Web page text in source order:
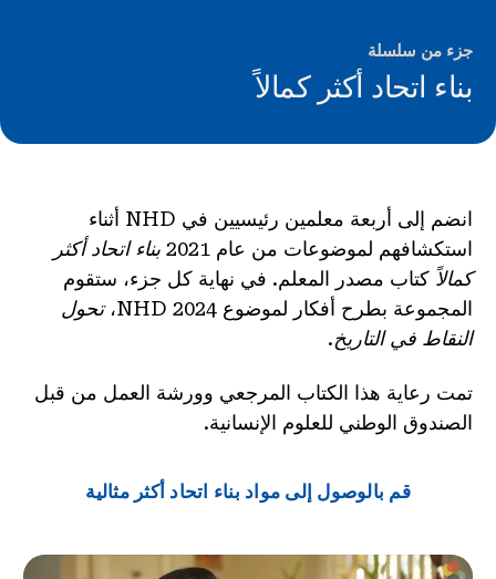
الأخبار و الأحداث
شارك
جزء من سلسلة
بناء اتحاد أكثر كمالاً
انضم إلى أربعة معلمين رئيسيين في NHD أثناء
استكشافهم لموضوعات من عام 2021
بناء اتحاد أكثر
كمالاً كتاب مصدر المعلم. في نهاية كل جزء، ستقوم
المجموعة بطرح أفكار لموضوع NHD 2024،
تحول
النقاط في التاريخ.
تمت رعاية هذا الكتاب المرجعي وورشة العمل من قبل
الصندوق الوطني للعلوم الإنسانية.
قم بالوصول إلى مواد بناء اتحاد أكثر مثالية